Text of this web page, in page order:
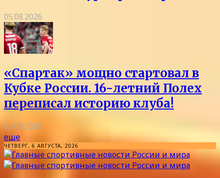
05.08.2026
«Спартак» мощно стартовал в
Кубке России. 16-летний Полех
переписал историю клуба!
05.08.2026
еще
ЧЕТВЕРГ, 6 АВГУСТА, 2026